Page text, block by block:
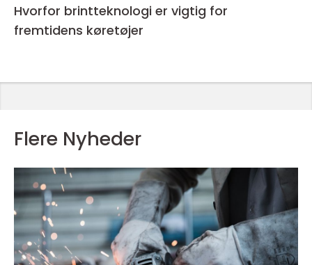
Hvorfor brintteknologi er vigtig for
fremtidens køretøjer
Flere Nyheder